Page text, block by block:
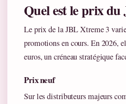
Quel est le prix
Le prix de la JBL Xtreme 3
promotions en cours. En 2026,
euros, un créneau stratégique
Prix neuf
Sur les distributeurs majeurs